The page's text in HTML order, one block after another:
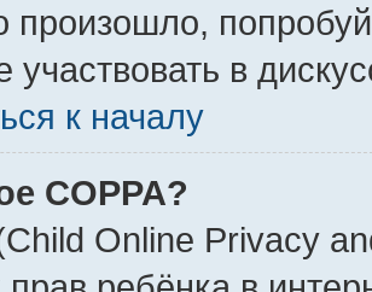
произошло,
участвовать в
к началу
COPPA?
Online Privacy